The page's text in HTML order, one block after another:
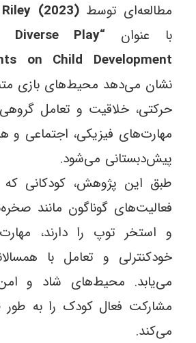
مطالعه‌ای توسط(2023)
با عنوان
Diverse Play
on Child Development”
نشان می‌دهد محیط‌های بازی
حرکتی، خلاقیت و تعامل
مهارت‌های فیزیکی، اجتماعی و
پیش‌دبستانی می‌شود.
طبق این پژوهش، کودکانی
فعالیت‌های گوناگون مانند
و استخر توپ را دارند،
خودکنترلی و تعامل با
می‌یابد. محیط‌های شاد و
مشارکت فعال کودک را به طور
می‌کند.